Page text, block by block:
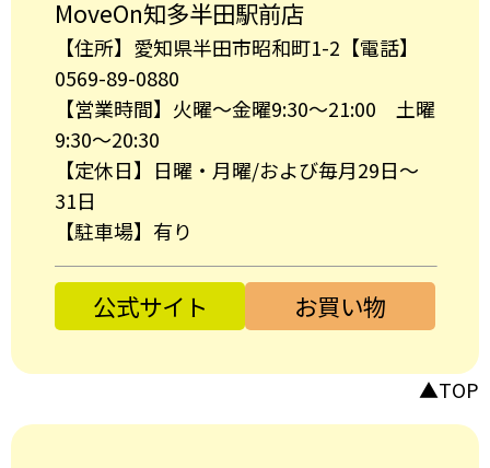
MoveOn知多半田駅前店
【住所】愛知県半田市昭和町1-2【電話】
0569-89-0880
【営業時間】火曜～金曜9:30～21:00 土曜
9:30～20:30
【定休日】日曜・月曜/および毎月29日～
31日
【駐車場】有り
公式サイト お買い物
▲TOP